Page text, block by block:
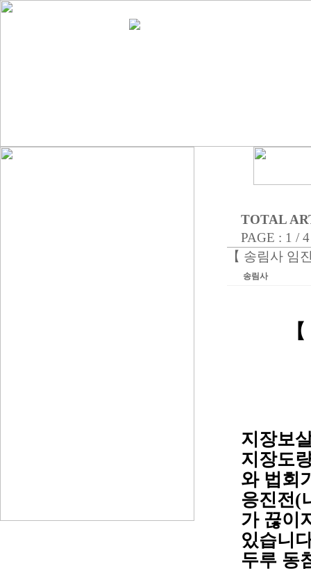
TOTAL
PAGE : 1 / 4
【 송림사 임
송림사
지장보
지장도
와 법회
응진전(
가 끊이
있습니
두루 동